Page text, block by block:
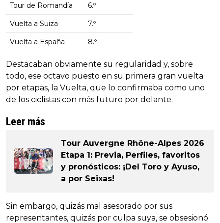
Tour de Romandía 6.º
Vuelta a Suiza 7.º
Vuelta a España 8.º
Destacaban obviamente su regularidad y, sobre
todo, ese octavo puesto en su primera gran vuelta
por etapas, la Vuelta, que lo confirmaba como uno
de los ciclistas con más futuro por delante.
Leer más
Tour Auvergne Rhône-Alpes 2026
Etapa 1: Previa, Perfiles, favoritos
y pronósticos: ¡Del Toro y Ayuso,
a por Seixas!
Sin embargo, quizás mal asesorado por sus
representantes, quizás por culpa suya, se obsesionó